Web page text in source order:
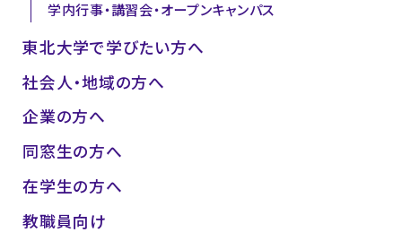
学内行事・講習会・オープンキャンパス
東北大学で学びたい方へ
社会人・地域の方へ
企業の方へ
同窓生の方へ
在学生の方へ
教職員向け